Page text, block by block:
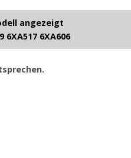
angezeigt
6XA517 6XA606